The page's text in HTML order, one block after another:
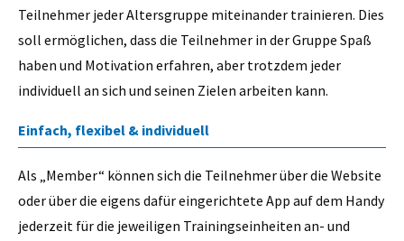
Teilnehmer jeder Altersgruppe miteinander trainieren. Dies
soll ermöglichen, dass die Teilnehmer in der Gruppe Spaß
haben und Motivation erfahren, aber trotzdem jeder
individuell an sich und seinen Zielen arbeiten kann.
Einfach, flexibel & individuell
Als „Member“ können sich die Teilnehmer über die Website
oder über die eigens dafür eingerichtete App auf dem Handy
jederzeit für die jeweiligen Trainingseinheiten an- und